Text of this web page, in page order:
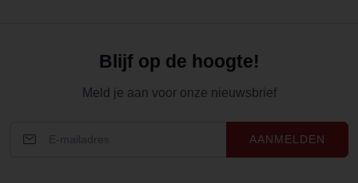
Blijf op de hoogte!
Meld je aan voor onze nieuwsbrief
AANMELDEN